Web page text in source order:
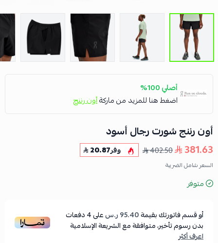
أصلي 100%
اضغط هنا للمزيد من ماركةأون رننج
أون رننج شورت رجال أسود
381.63
402.50 وفر20.87
السعر شامل الضريبة
متوفر
أو قسم فاتورتك بقيمة95.40 ر.س على4دفعات
بدون رسوم تأخير، متوافقة مع الشريعة الإسلامية
اعرف أكثر